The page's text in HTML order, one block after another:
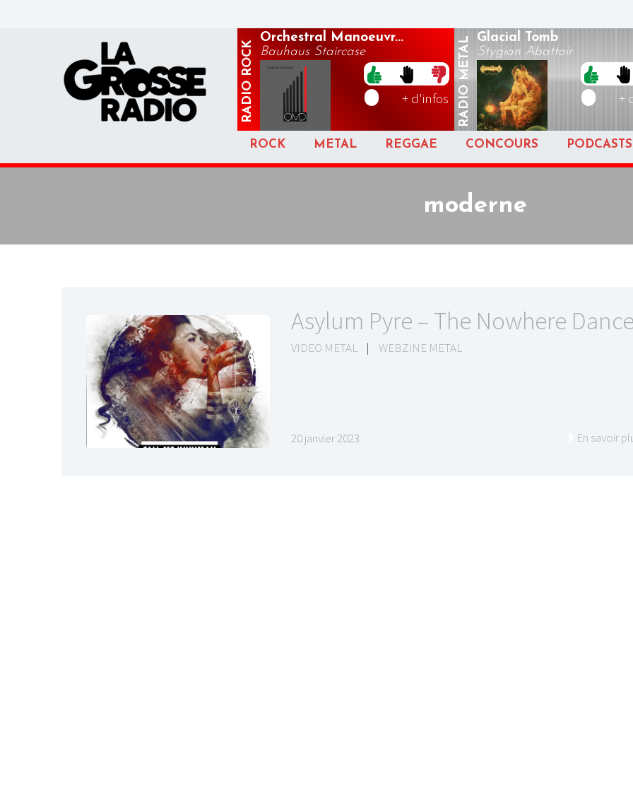
RADIO
ROCK
Orchestral Manoeuvr...
Bauhaus Staircase
+ d'infos RADIO
METAL Glacial Tomb
Stygian Abattoir
+
ROCK METAL REGGAE CONCOURS PODCASTS
moderne
Asylum Pyre – The Nowhere Dance
VIDEO METAL | WEBZINE METAL
20 janvier 2023 En savoir